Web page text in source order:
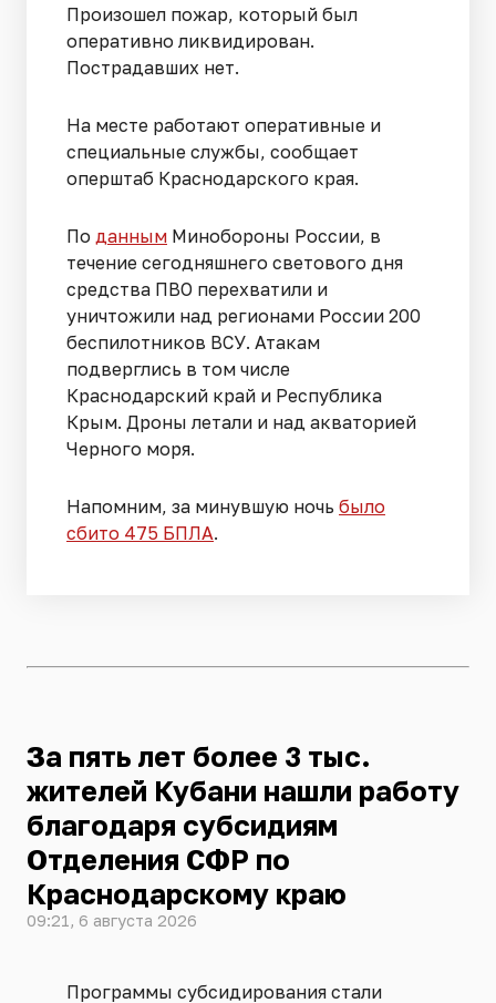
Произошел пожар, который был
оперативно ликвидирован.
Пострадавших нет.
На месте работают оперативные и
специальные службы, сообщает
оперштаб Краснодарского края.
По данным Минобороны России, в
течение сегодняшнего светового дня
средства ПВО перехватили и
уничтожили над регионами России 200
беспилотников ВСУ. Атакам
подверглись в том числе
Краснодарский край и Республика
Крым. Дроны летали и над акваторией
Черного моря.
Напомним, за минувшую ночь было
сбито 475 БПЛА.
За пять лет более 3 тыс.
жителей Кубани нашли работу
благодаря субсидиям
Отделения СФР по
Краснодарскому краю
09:21, 6 августа 2026
Программы субсидирования стали